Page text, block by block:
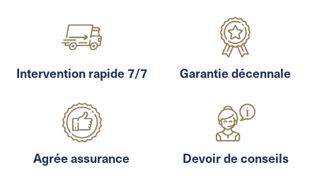
Intervention rapide 7/7 Garantie décennale
Agrée assurance Devoir de conseils